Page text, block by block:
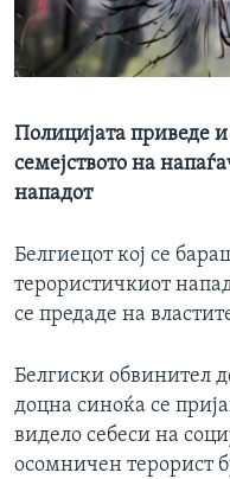
ИНТЕРВЈУА
Јазици
Полицијата приведе
семејството на
нападот
Белгиецот кој се
терористичкиот
се предаде на
Белгиски обвинител
доцна синоќа се
видело себеси на
осомничен терорист